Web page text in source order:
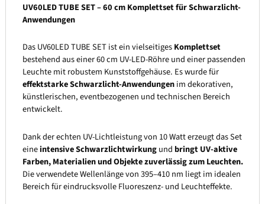
UV60LED TUBE SET – 60 cm Komplettset für Schwarzlicht-
Anwendungen
Das UV60LED TUBE SET ist ein vielseitigesKomplettset
bestehend aus einer 60 cm UV-LED-Röhre und einer passenden
Leuchte mit robustem Kunststoffgehäuse. Es wurde für
effektstarke Schwarzlicht-Anwendungenim dekorativen,
künstlerischen, eventbezogenen und technischen Bereich
entwickelt.
Dank der echten UV-Lichtleistung von 10 Watt erzeugt das Set
eineintensive Schwarzlichtwirkungund bringt UV-aktive
Farben, Materialien und Objekte zuverlässig zum Leuchten.
Die verwendete Wellenlänge von 395–410 nm liegt im idealen
Bereich für eindrucksvolle Fluoreszenz- und Leuchteffekte.